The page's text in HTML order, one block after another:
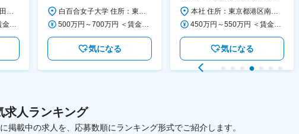
気になる
活動を支える日本公式支援窓口
◆正職員登用前提
気になる
求人ランキング
掲載中の求人を、応募数順にランキング形式でご紹介します。